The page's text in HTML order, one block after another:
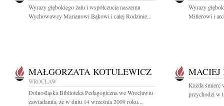
Wyrazy głębokiego żalu i współczucia naszemu
Wychowawcy Marianowi Bąkowi i całej Rodzinie...
Wyrazy
Millerowi i
MAŁGORZATA KOTULEWICZ
WROCŁAW
Dolnośląska Biblioteka Pedagogiczna we Wrocławiu
zawiadamia, że w dniu 14 września 2009 roku...
MACIEJ
Każda śmierć
przychodzi w